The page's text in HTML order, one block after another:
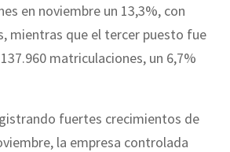
en noviembre un 13,3%, con
mientras que el tercer puesto fue
matriculaciones, un 6,7%
fuertes crecimientos de
la empresa controlada